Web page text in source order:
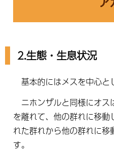
2.生態・生息状況
基本的にはメスを中心と
ニホンザルと同様にオス
を離れて、他の群れに移
れた群れから他の群れに
す。